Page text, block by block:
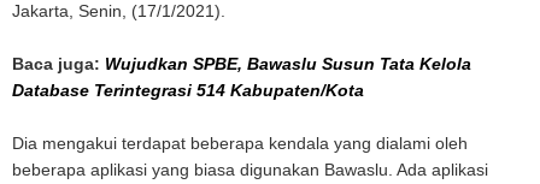
Jakarta, Senin, (17/1/2021).
Baca juga: Wujudkan SPBE, Bawaslu Susun Tata Kelola
Database Terintegrasi 514 Kabupaten/Kota
Dia mengakui terdapat beberapa kendala yang dialami oleh
beberapa aplikasi yang biasa digunakan Bawaslu. Ada aplikasi